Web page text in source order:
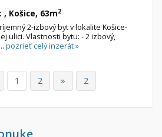
Košice, 63m2
2-izbový byt v lokalite Košice-
ulici. Vlastnosti bytu: - 2 izbový,
pozrieť celý inzerát »
1 2 » 2